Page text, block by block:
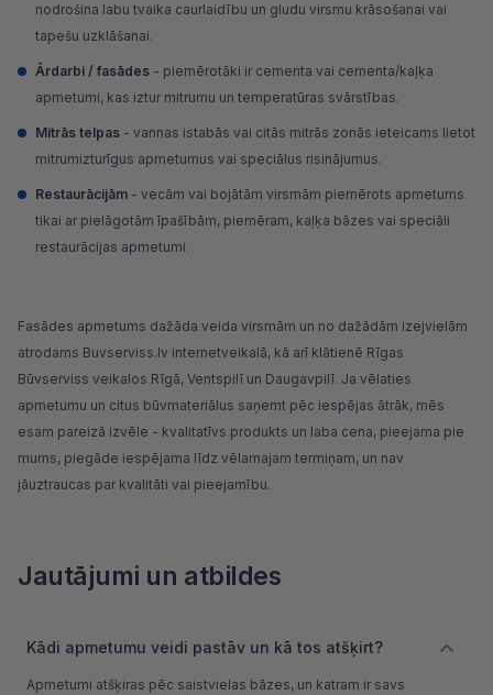
nodrošina labu tvaika caurlaidību un gludu virsmu krāsošanai vai
tapešu uzklāšanai.
Ārdarbi / fasādes - piemērotāki ir cementa vai cementa/kaļķa
apmetumi, kas iztur mitrumu un temperatūras svārstības.
Mitrās telpas - vannas istabās vai citās mitrās zonās ieteicams lietot
mitrumizturīgus apmetumus vai speciālus risinājumus.
Restaurācijām - vecām vai bojātām virsmām piemērots apmetums
tikai ar pielāgotām īpašībām, piemēram, kaļķa bāzes vai speciāli
restaurācijas apmetumi.
Fasādes apmetums dažāda veida virsmām un no dažādām izejvielām
atrodams Buvserviss.lv internetveikalā, kā arī klātienē Rīgas
Būvserviss veikalos Rīgā, Ventspilī un Daugavpilī. Ja vēlaties
apmetumu un citus būvmateriālus saņemt pēc iespējas ātrāk, mēs
esam pareizā izvēle - kvalitatīvs produkts un laba cena, pieejama pie
mums, piegāde iespējama līdz vēlamajam termiņam, un nav
jāuztraucas par kvalitāti vai pieejamību.
Jautājumi un atbildes
Kādi apmetumu veidi pastāv un kā tos atšķirt?
Apmetumi atšķiras pēc saistvielas bāzes, un katram ir savs